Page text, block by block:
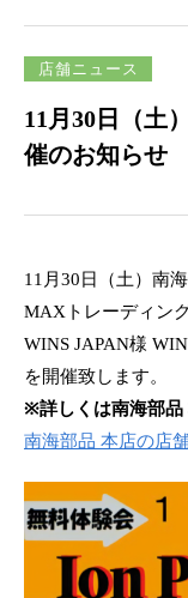
店舗ニュース
11月30日（土
催のお知らせ
11月30日（土）南
MAXトレーディン
WINS JAPAN様
を開催致します。
※詳しくは南海部品
南海部品 本店の店